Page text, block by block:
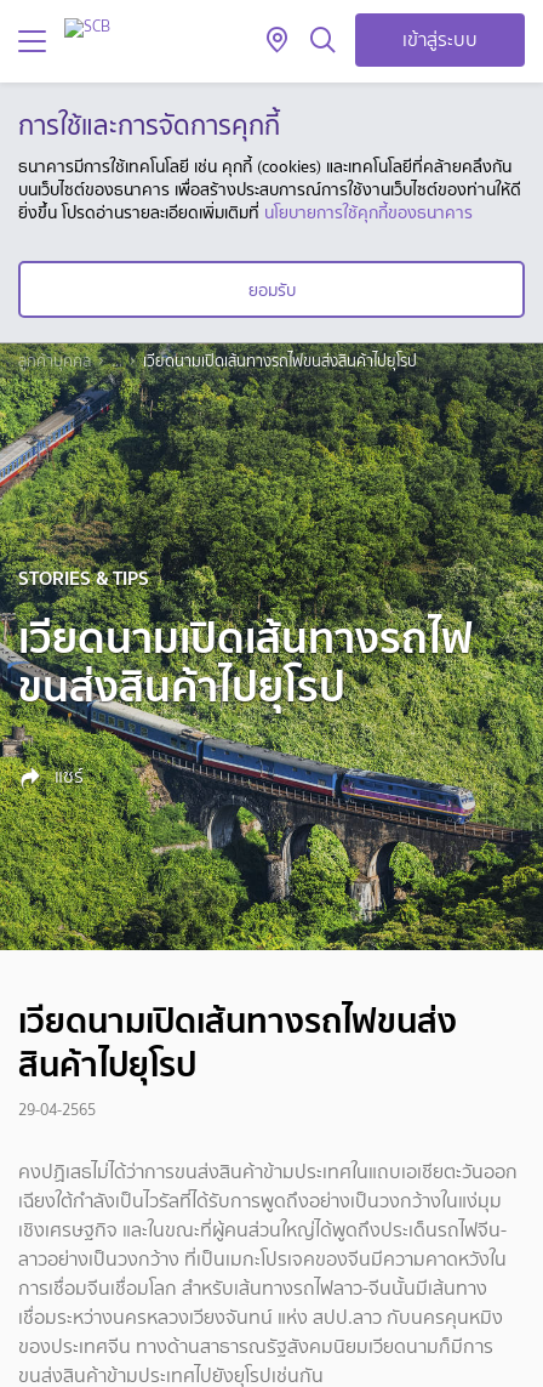
เข้าสู่ระบบ
การใช้และการจัดการคุกกี้
ธนาคารมีการใช้เทคโนโลยี เช่น คุกกี้ (cookies) และเทคโนโลยีที่คล้ายคลึงกัน
บนเว็บไซต์ของธนาคาร เพื่อสร้างประสบการณ์การใช้งานเว็บไซต์ของท่านให้ดี
ยิ่งขึ้น โปรดอ่านรายละเอียดเพิ่มเติมที่ นโยบายการใช้คุกกี้ของธนาคาร
ยอมรับ
ลูกค้าบุคคล ... เวียดนามเปิดเส้นทางรถไฟขนส่งสินค้าไปยุโรป
STORIES & TIPS
เวียดนามเปิดเส้นทางรถไฟ
ขนส่งสินค้าไปยุโรป
แชร์
เวียดนามเปิดเส้นทางรถไฟขนส่ง
สินค้าไปยุโรป
29-04-2565
คงปฏิเสธไม่ได้ว่าการขนส่งสินค้าข้ามประเทศในแถบเอเชียตะวันออก
เฉียงใต้กำลังเป็นไวรัลที่ได้รับการพูดถึงอย่างเป็นวงกว้างในแง่มุม
เชิงเศรษฐกิจ และในขณะที่ผู้คนส่วนใหญ่ได้พูดถึงประเด็นรถไฟจีน-
ลาวอย่างเป็นวงกว้าง ที่เป็นเมกะโปรเจคของจีนมีความคาดหวังใน
การเชื่อมจีนเชื่อมโลก สำหรับเส้นทางรถไฟลาว-จีนนั้นมีเส้นทาง
เชื่อมระหว่างนครหลวงเวียงจันทน์ แห่ง สปป.ลาว กับนครคุนหมิง
ของประเทศจีน ทางด้านสาธารณรัฐสังคมนิยมเวียดนามก็มีการ
ขนส่งสินค้าข้ามประเทศไปยังยุโรปเช่นกัน